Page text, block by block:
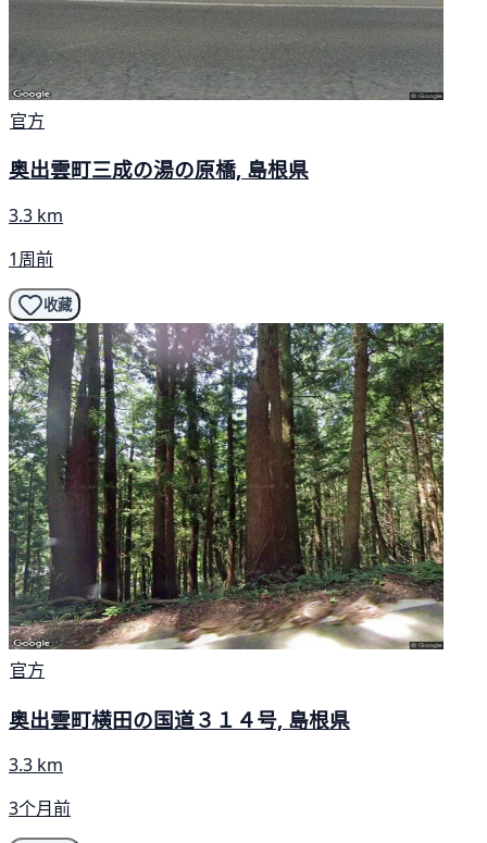
官方
奥出雲町三成の湯の原橋, 島根県
3.3 km
1周前
收藏
官方
奥出雲町横田の国道３１４号, 島根県
3.3 km
3个月前